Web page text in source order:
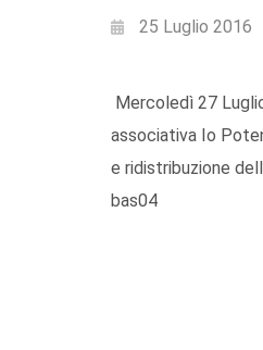
25 Luglio 2016
Mercoledì 27
associativa Io
e ridistribuzione
bas04